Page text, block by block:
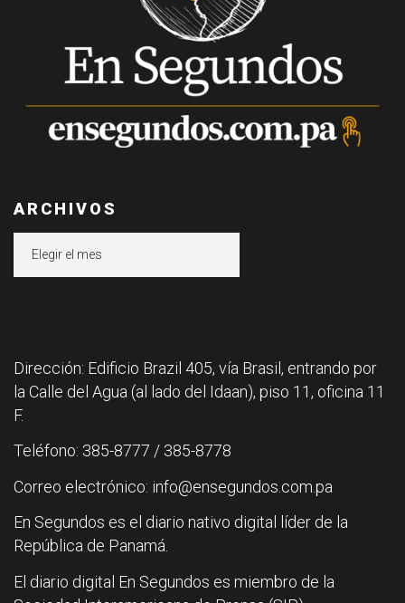
ARCHIVOS
Dirección: Edificio Brazil 405, vía Brasil, entrando por
la Calle del Agua (al lado del Idaan), piso 11, oficina 11
F.
Teléfono: 385-8777 / 385-8778
Correo electrónico: info@ensegundos.com.pa
En Segundos es el diario nativo digital líder de la
República de Panamá.
El diario digital En Segundos es miembro de la